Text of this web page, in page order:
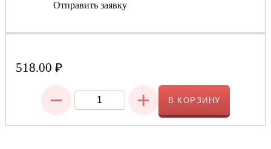
Отправить заявку
518.00 ₽
− + В КОРЗИНУ